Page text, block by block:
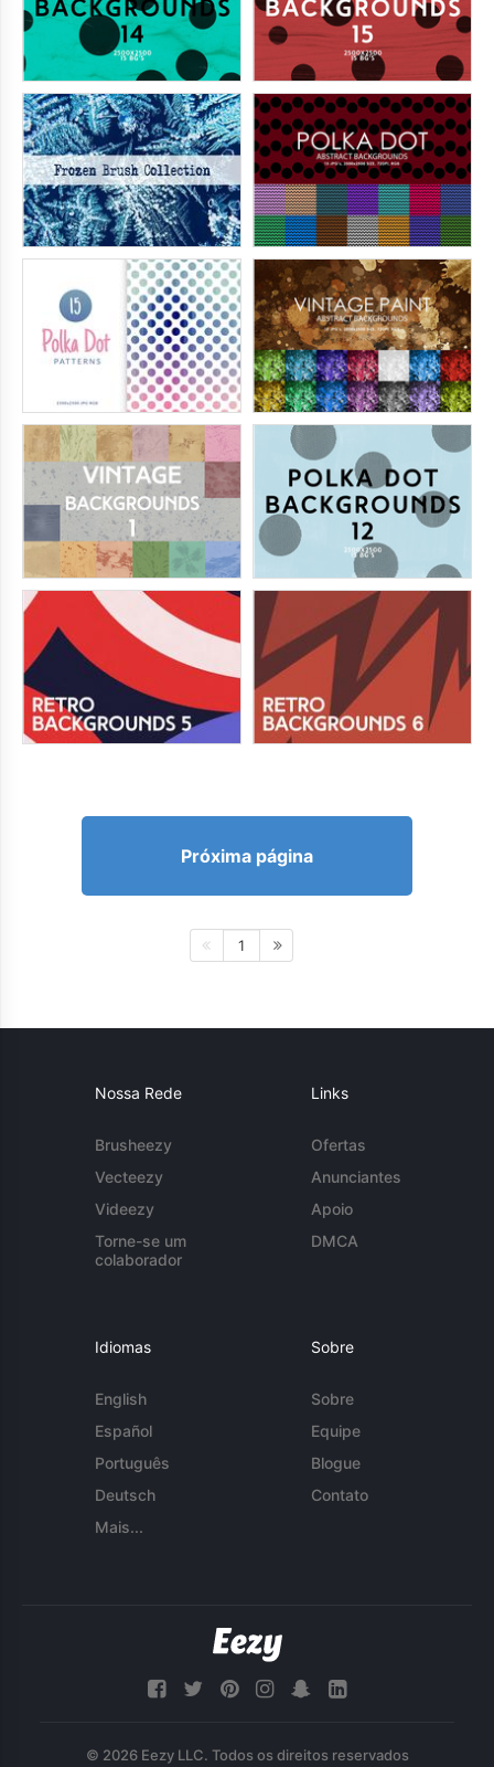
Próxima página
1
Nossa Rede
Brusheezy
Vecteezy
Videezy
Torne-se um
colaborador
Links
Ofertas
Anunciantes
Apoio
DMCA
Idiomas
English
Español
Português
Deutsch
Mais...
Sobre
Sobre
Equipe
Blogue
Contato
© 2026 Eezy LLC. Todos os direitos reservados